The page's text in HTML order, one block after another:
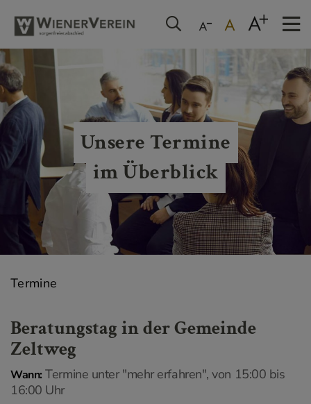
Unsere Termine
im Überblick
Termine
Beratungstag in der Gemeinde
Zeltweg
Wann: Termine unter "mehr erfahren", von 15:00 bis
16:00 Uhr